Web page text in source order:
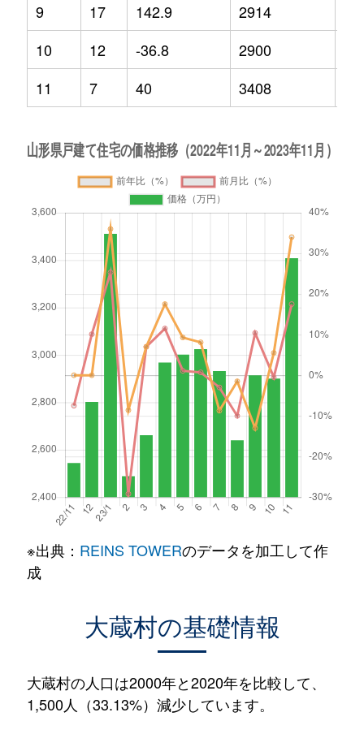
9
17 142.9 2914
10
12 -36.8 2900
11
7 40 3408
※出典： REINS TOWERのデータを加工して作
成
大蔵村の基礎情報
大蔵村の人口は2000年と2020年を比較して、
1,500人（33.13%）減少しています。